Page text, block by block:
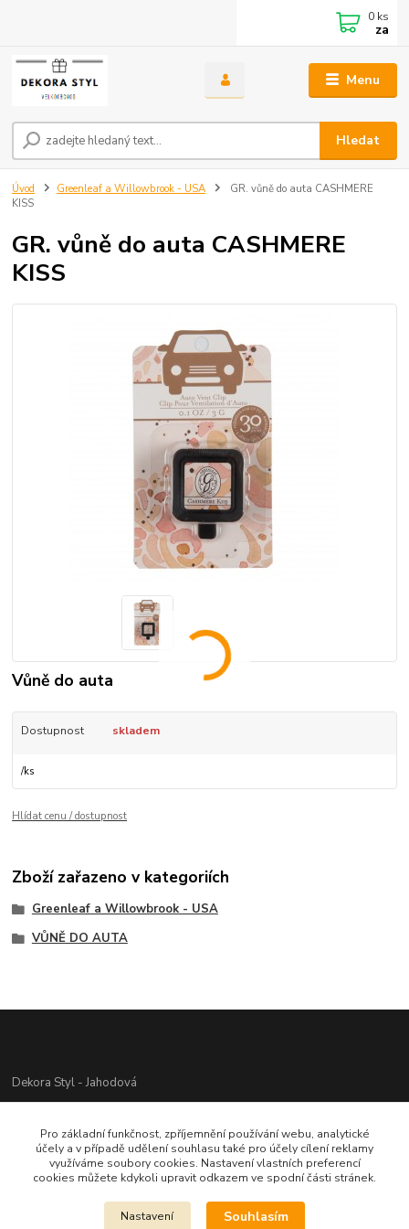
Menu
Hledat
0 ks
za
Úvod Greenleaf a Willowbrook - USA
GR. vůně do auta CASHMERE
KISS
GR. vůně do auta CASHMERE
KISS
Vůně do auta
Dostupnost skladem
/ks
Hlídat cenu / dostupnost
Zboží zařazeno v kategoriích
Greenleaf a Willowbrook - USA
VŮNĚ DO AUTA
Dekora Styl - Jahodová
721312944
info@zbozi-darky.cz
Pro základní funkčnost, zpříjemnění používání webu, analytické
účely a v případě udělení souhlasu také pro účely cílení reklamy
využíváme soubory cookies. Nastavení vlastních preferencí
cookies můžete kdykoli upravit odkazem ve spodní části stránek.
Nastavení Souhlasím